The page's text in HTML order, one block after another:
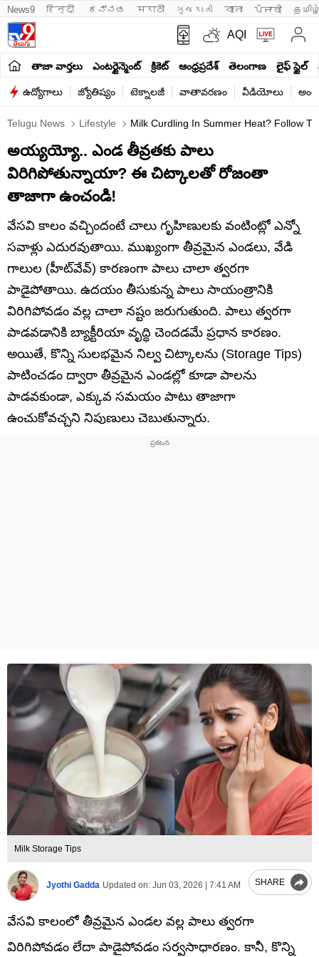
News9 हिन्दी ಕನ್ನಡ मराठी ગુજરાતી বাংলা ਪੰਜਾਬੀ
AQI
తాజా వార్తలు ఎంటర్టైన్మెంట్ క్రికెట్ ఆంధ్రప్రదేశ్ తెలంగాణ లైఫ్ స్టైల్
ఉద్యోగాలు జ్యోతిష్యం టెక్నాలజీ వాతావరణం వీడియోలు
Telugu News Lifestyle Milk Curdling In Summer Heat? Follow
అయ్యయ్యో.. ఎండ తీవ్రతకు పాలు
విరిగిపోతున్నాయా? ఈ చిట్కాలతో రోజంతా
తాజాగా ఉంచండి!
వేసవి కాలం వచ్చిందంటే చాలు గృహిణులకు వంటింట్లో ఎన్నో
సవాళ్లు ఎదురవుతాయి. ముఖ్యంగా తీవ్రమైన ఎండలు, వేడి
గాలుల (హీట్‌వేవ్) కారణంగా పాలు చాలా త్వరగా
పాడైపోతాయి. ఉదయం తీసుకున్న పాలు సాయంత్రానికి
విరిగిపోవడం వల్ల చాలా నష్టం జరుగుతుంది. పాలు త్వరగా
పాడవడానికి బ్యాక్టీరియా వృద్ధి చెందడమే ప్రధాన కారణం.
అయితే, కొన్ని సులభమైన నిల్వ చిట్కాలను (Storage Tips)
పాటించడం ద్వారా తీవ్రమైన ఎండల్లో కూడా పాలను
పాడవకుండా, ఎక్కువ సమయం పాటు తాజాగా
ఉంచుకోవచ్చని నిపుణులు చెబుతున్నారు.
Milk Storage Tips
Jyothi Gadda Updated on: Jun 03, 2026 | 7:41 AM SHARE
వేసవి కాలంలో తీవ్రమైన ఎండల వల్ల పాలు త్వరగా
విరిగిపోవడం లేదా పాడైపోవడం సర్వసాధారణం. కానీ, కొన్ని